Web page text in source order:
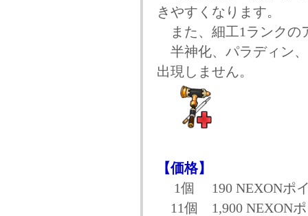
きやすくなります。
また、細工1ランクの
半神化、パラディン
出現しません。
【価格】
1個 190 NEXONポ
11個 1,900 NEXONポ